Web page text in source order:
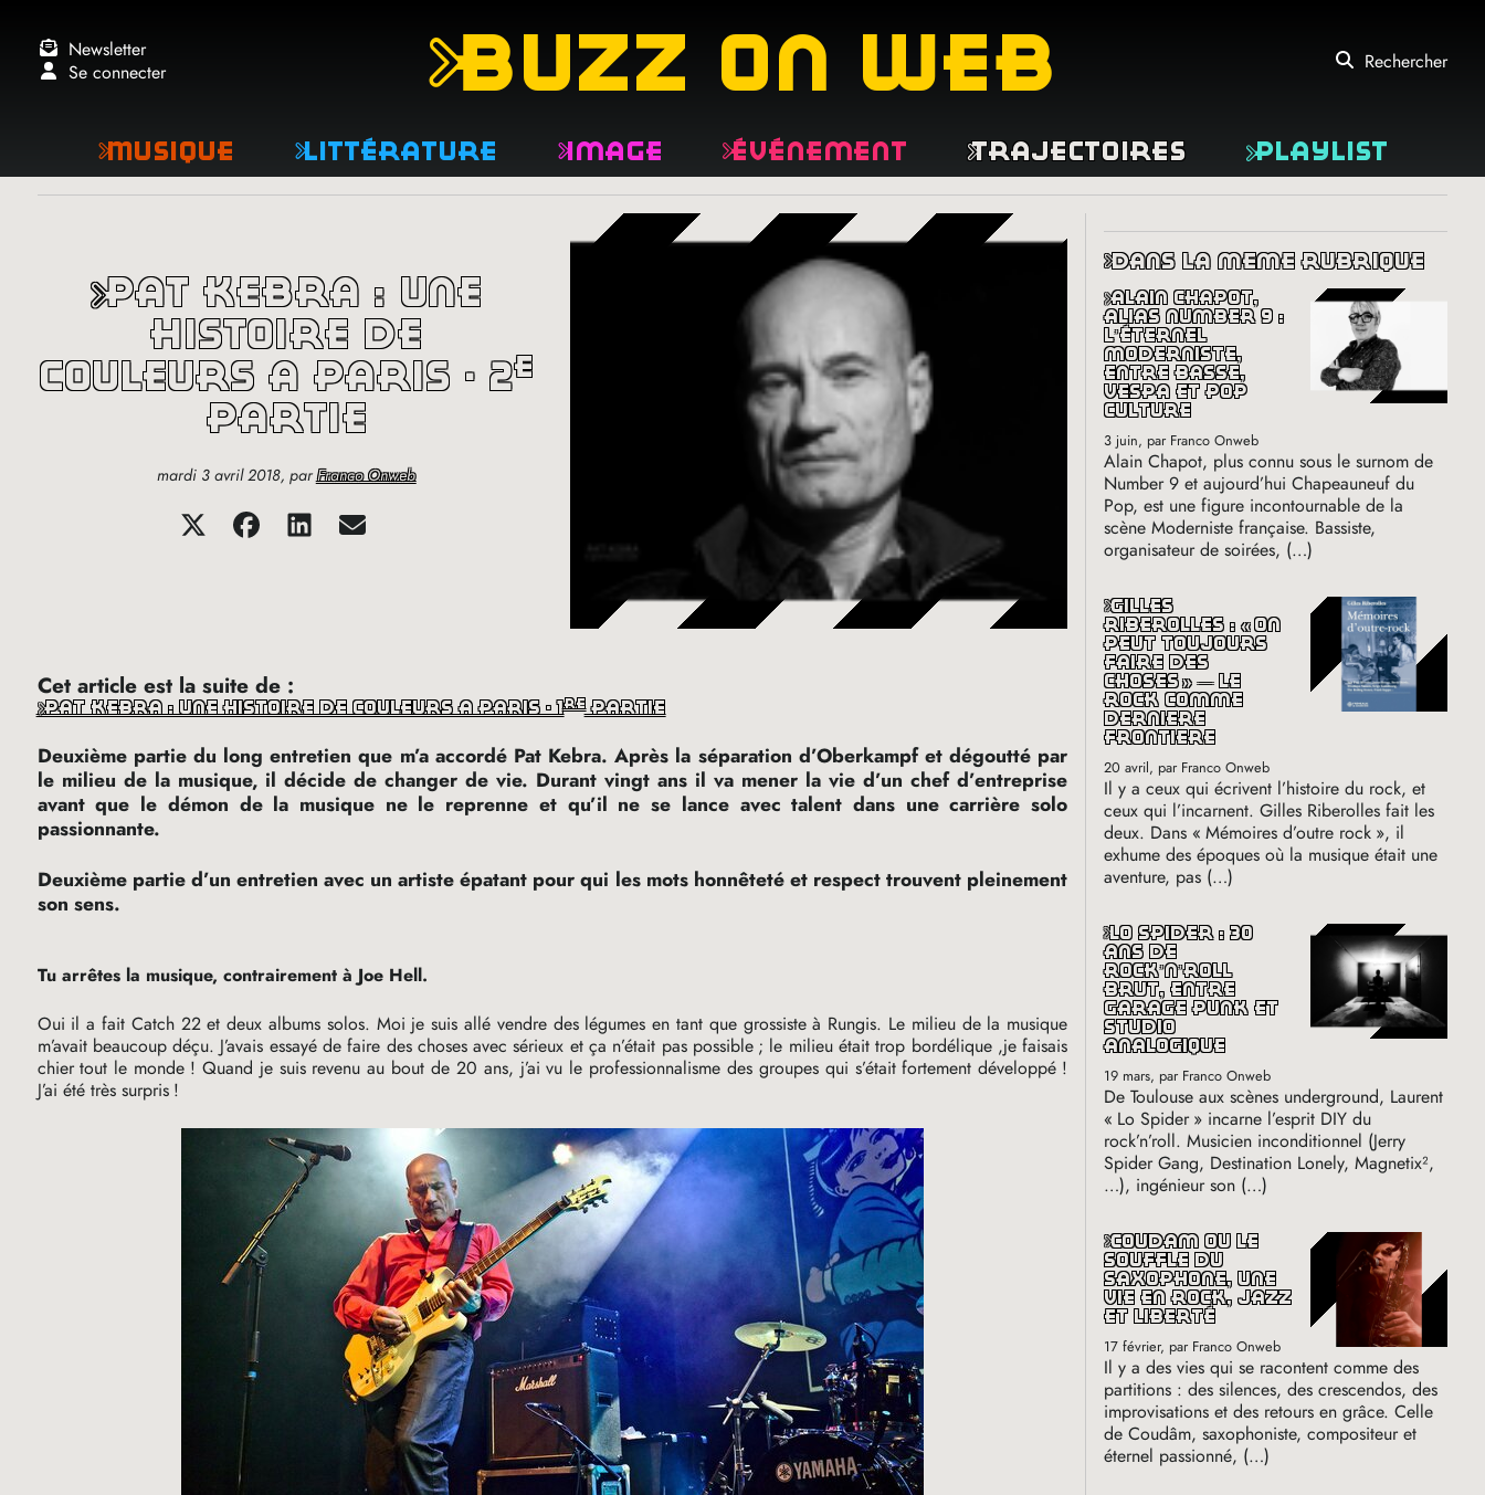
Newsletter
Se connecter
buzz on web Rechercher
Musique Littérature Image Événement Trajectoires Playlist
pat kebra : une
histoire de
couleurs à paris - 2e
partie
mardi 3 avril 2018, parFranco Onweb
Cet article est la suite de :
pat kebra : une histoire de couleurs à paris - 1repartie
Deuxième partie du long entretien que m’a accordé Pat Kebra. Après la séparation d’Oberkampf et dégoutté par
le milieu de la musique, il décide de changer de vie. Durant vingt ans il va mener la vie d’un chef d’entreprise
avant que le démon de la musique ne le reprenne et qu’il ne se lance avec talent dans une carrière solo
passionnante.
Deuxième partie d’un entretien avec un artiste épatant pour qui les mots honnêteté et respect trouvent pleinement
son sens.
Tu arrêtes la musique, contrairement à Joe Hell.
Oui il a fait Catch 22 et deux albums solos. Moi je suis allé vendre des légumes en tant que grossiste à Rungis. Le milieu de la musique
m’avait beaucoup déçu. J’avais essayé de faire des choses avec sérieux et ça n’était pas possible ; le milieu était trop bordélique ,je faisais
chier tout le monde ! Quand je suis revenu au bout de 20 ans, j’ai vu le professionnalisme des groupes qui s’était fortement développé !
J’ai été très surpris !
dans la même rubrique
alain chapot,
alias number 9 :
l’éternel
moderniste,
entre basse,
vespa et pop
culture
3 juin, par Franco Onweb
Alain Chapot, plus connu sous le surnom de
Number 9 et aujourd’hui Chapeauneuf du
Pop, est une figure incontournable de la
scène Moderniste française. Bassiste,
organisateur de soirées, (…)
gilles
riberolles : «on
peut toujours
faire des
choses» — le
rock comme
dernière
frontière
20 avril, par Franco Onweb
Il y a ceux qui écrivent l’histoire du rock, et
ceux qui l’incarnent. Gilles Riberolles fait les
deux. Dans « Mémoires d’outre rock », il
exhume des époques où la musique était une
aventure, pas (…)
lo spider : 30
ans de
rock’n’roll
brut, entre
garage punk et
studio
analogique
19 mars, par Franco Onweb
De Toulouse aux scènes underground, Laurent
« Lo Spider » incarne l’esprit DIY du
rock’n’roll. Musicien inconditionnel (Jerry
Spider Gang, Destination Lonely, Magnetix²,
…), ingénieur son (…)
coudâm ou le
souffle du
saxophone, une
vie en rock, jazz
et liberté
17 février, par Franco Onweb
Il y a des vies qui se racontent comme des
partitions : des silences, des crescendos, des
improvisations et des retours en grâce. Celle
de Coudâm, saxophoniste, compositeur et
éternel passionné, (…)